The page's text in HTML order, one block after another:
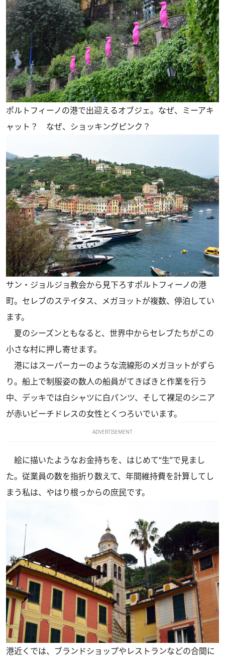
ポルトフィーノの港で出迎えるオブジェ。なぜ、ミーアキ
ャット？ なぜ、ショッキングピンク？
サン・ジョルジョ教会から見下ろすポルトフィーノの港
町。セレブのステイタス、メガヨットが複数、停泊してい
ます。
夏のシーズンともなると、世界中からセレブたちがこの
小さな村に押し寄せます。
港にはスーパーカーのような流線形のメガヨットがずら
り。船上で制服姿の数人の船員がてきぱきと作業を行う
中、デッキでは白シャツに白パンツ、そして裸足のシニア
が赤いビーチドレスの女性とくつろいでいます。
ADVERTISEMENT
絵に描いたようなお金持ちを、はじめて“生”で見まし
た。従業員の数を指折り数えて、年間維持費を計算してし
まう私は、やはり根っからの庶民です。
港近くでは、ブランドショップやレストランなどの合間に